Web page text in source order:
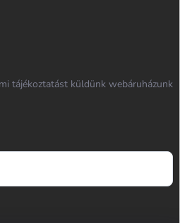
tájékoztatást küldünk webáruházunk